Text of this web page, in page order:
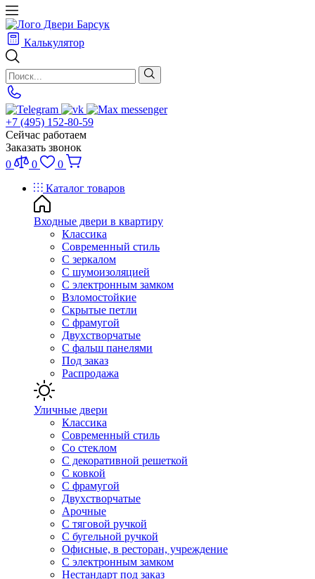
Калькулятор
+7 (495) 152-80-59
Сейчас работаем
Заказать звонок
0
0
0
Каталог товаров
Входные двери в квартиру
Классика
Современный стиль
С зеркалом
С шумоизоляцией
С электронным замком
Взломостойкие
Скрытые петли
С фрамугой
Двухстворчатые
С фальш панелями
Под заказ
Распродажа
Уличные двери
Классика
Современный стиль
Со стеклом
С декоративной решеткой
С ковкой
С фрамугой
Двухстворчатые
Арочные
С тяговой ручкой
С бугельной ручкой
Офисные, в ресторан, учреждение
С электронным замком
Нестандарт под заказ